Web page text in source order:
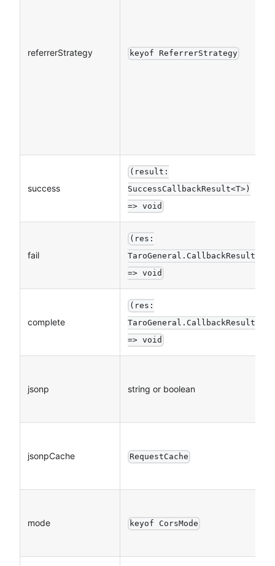
referrerStrategy keyof ReferrerStrategy
success
(result:
SuccessCallbackResult<T>)
=> void
fail
(res:
TaroGeneral.CallbackResult)
=> void
complete
(res:
TaroGeneral.CallbackResult)
=> void
jsonp string or boolean
jsonpCache RequestCache
mode keyof CorsMode